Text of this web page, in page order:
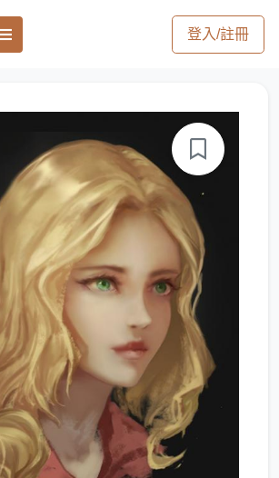
登入/註冊